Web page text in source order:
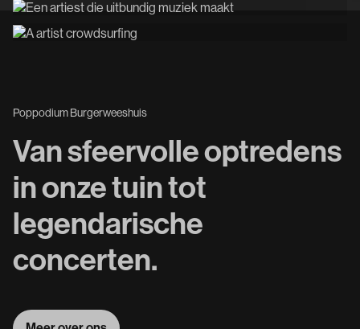
Poppodium Burgerweeshuis
Van sfeervolle optredens
in onze tuin tot
legendarische
concerten.